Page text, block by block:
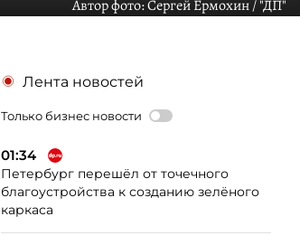
Автор фото:Сергей Ермохин / "ДП"
Лента новостей
Только бизнес новости
01:34
Петербург перешёл от точечного
благоустройства к созданию зелёного
каркаса